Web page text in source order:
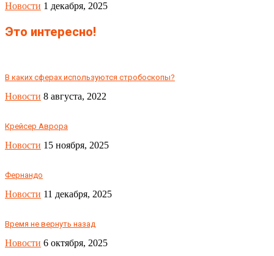
Новости 1 декабря, 2025
Это интересно!
В каких сферах используются стробоскопы?
Новости 8 августа, 2022
Крейсер Аврора
Новости 15 ноября, 2025
Фернандо
Новости 11 декабря, 2025
Время не вернуть назад
Новости 6 октября, 2025